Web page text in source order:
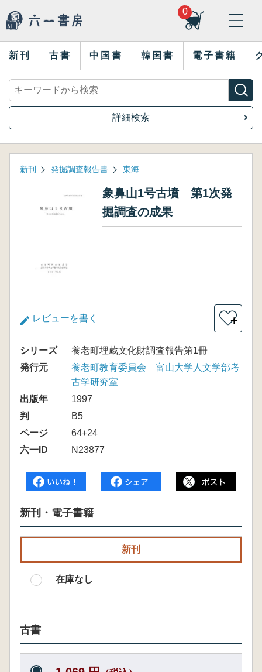
0
新刊 古書 中国書 韓国書 電子書籍
詳細検索
新刊 発掘調査報告書 東海
象鼻山1号古墳 第1次発
掘調査の成果
レビューを書く ＋
シリーズ
養老町埋蔵文化財調査報告第1冊
発行元
養老町教育委員会 富山大学人文学部考
古学研究室
出版年
1997
判
B5
ページ
64+24
六一ID
N23877
新刊・電子書籍
新刊
在庫なし
古書